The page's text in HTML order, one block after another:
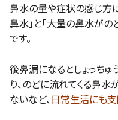
鼻水の量や症状の感じ方
鼻水」と「大量の鼻水が
です。
後鼻漏になるとしょっち
り、のどに流れてくる鼻
ないなど、 日常生活にも支